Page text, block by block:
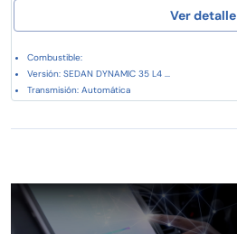
Ver detalle
Combustible:
Versión: SEDAN DYNAMIC 35 L4 ...
Transmisión: Automática